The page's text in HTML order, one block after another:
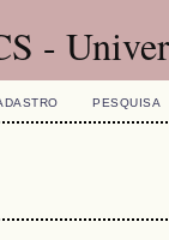
-
PESQUISA